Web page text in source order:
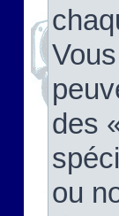
des
ou